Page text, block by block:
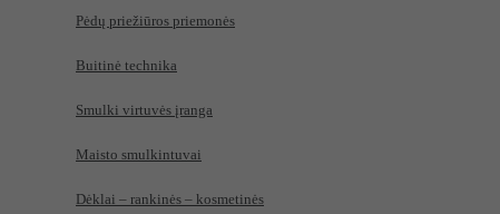
Pėdų priežiūros priemonės
Buitinė technika
Smulki virtuvės įranga
Maisto smulkintuvai
Dėklai – rankinės – kosmetinės